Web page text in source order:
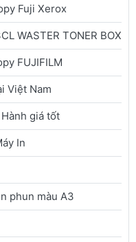
Fuji Xerox
WASTER TONER BOX
FUJIFILM
Việt Nam
giá tốt
In
phun màu A3